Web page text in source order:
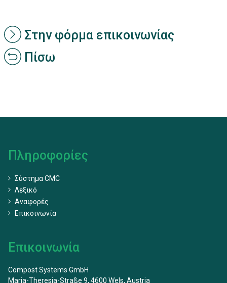
Στην φόρμα επικοινωνίας
Πίσω
Πληροφορίες
Σύστημα CMC
Λεξικό
Αναφορές
Επικοινωνία
Επικοινωνία
Compost Systems GmbH
Maria-Theresia-Straße 9, 4600 Wels, Austria